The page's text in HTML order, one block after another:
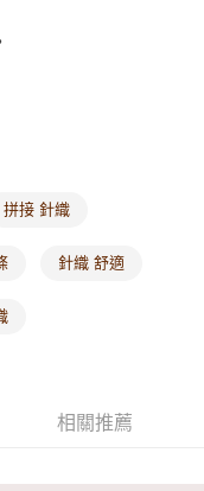
拼接 針織
針織 舒適
相關推薦